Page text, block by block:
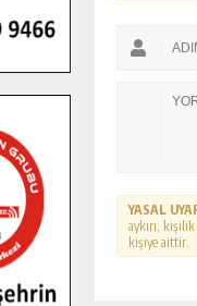
YASAL
aykırı,
kişiye aittir.